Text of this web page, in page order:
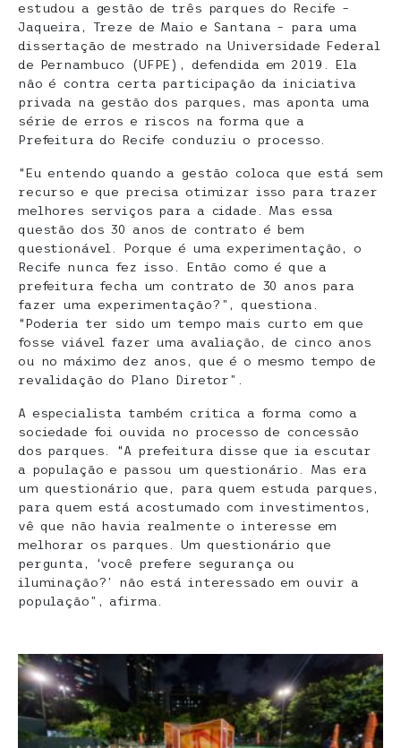
estudou a gestão de três parques do Recife –
Jaqueira, Treze de Maio e Santana – para uma
dissertação de mestrado na Universidade Federal
de Pernambuco (UFPE), defendida em 2019. Ela
não é contra certa participação da iniciativa
privada na gestão dos parques, mas aponta uma
série de erros e riscos na forma que a
Prefeitura do Recife conduziu o processo.
“Eu entendo quando a gestão coloca que está sem
recurso e que precisa otimizar isso para trazer
melhores serviços para a cidade. Mas essa
questão dos 30 anos de contrato é bem
questionável. Porque é uma experimentação, o
Recife nunca fez isso. Então como é que a
prefeitura fecha um contrato de 30 anos para
fazer uma experimentação?”, questiona.
“Poderia ter sido um tempo mais curto em que
fosse viável fazer uma avaliação, de cinco anos
ou no máximo dez anos, que é o mesmo tempo de
revalidação do Plano Diretor”.
A especialista também critica a forma como a
sociedade foi ouvida no processo de concessão
dos parques. “A prefeitura disse que ia escutar
a população e passou um questionário. Mas era
um questionário que, para quem estuda parques,
para quem está acostumado com investimentos,
vê que não havia realmente o interesse em
melhorar os parques. Um questionário que
pergunta, ‘você prefere segurança ou
iluminação?’ não está interessado em ouvir a
população”, afirma.